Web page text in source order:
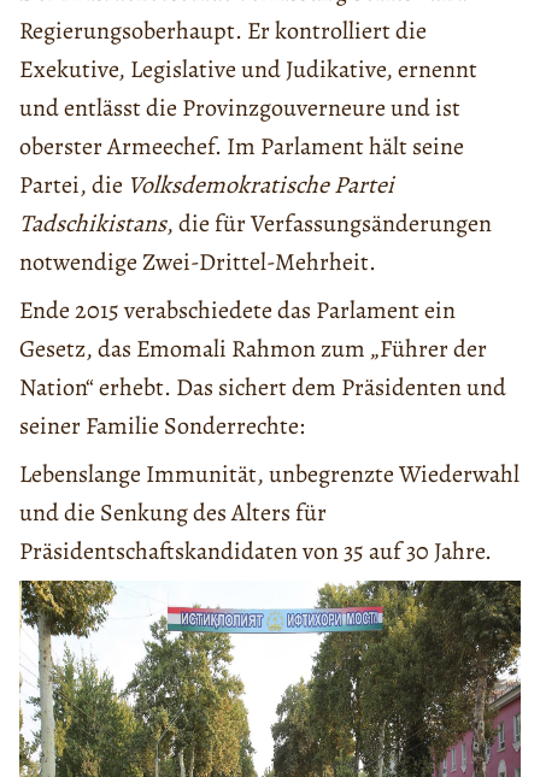
Regierungsoberhaupt. Er kontrolliert die
Exekutive, Legislative und Judikative, ernennt
und entlässt die Provinzgouverneure und ist
oberster Armeechef. Im Parlament hält seine
Partei, die Volksdemokratische Partei
Tadschikistans, die für Verfassungsänderungen
notwendige Zwei-Drittel-Mehrheit.
Ende 2015 verabschiedete das Parlament ein
Gesetz, das Emomali Rahmon zum „Führer der
Nation“ erhebt. Das sichert dem Präsidenten und
seiner Familie Sonderrechte:
Lebenslange Immunität, unbegrenzte Wiederwahl
und die Senkung des Alters für
Präsidentschaftskandidaten von 35 auf 30 Jahre.